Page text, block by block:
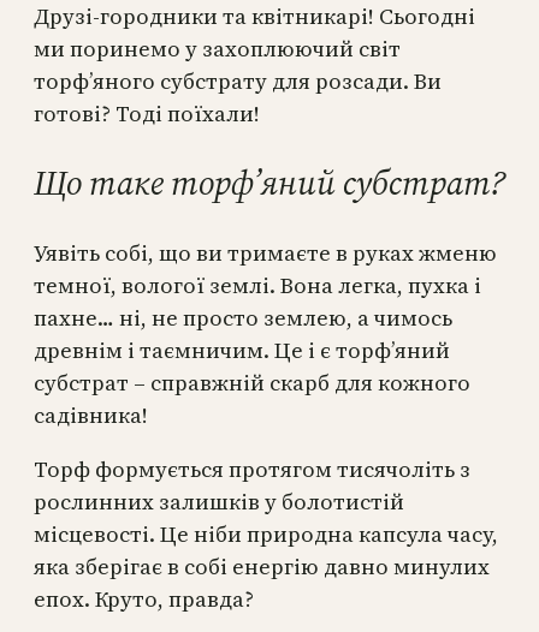
Друзі-городники та квітникарі! Сьогодні
ми поринемо у захоплюючий світ
торф’яного субстрату для розсади. Ви
готові? Тоді поїхали!
Що таке торф’яний субстрат?
Уявіть собі, що ви тримаєте в руках жменю
темної, вологої землі. Вона легка, пухка і
пахне… ні, не просто землею, а чимось
древнім і таємничим. Це і є торф’яний
субстрат – справжній скарб для кожного
садівника!
Торф формується протягом тисячоліть з
рослинних залишків у болотистій
місцевості. Це ніби природна капсула часу,
яка зберігає в собі енергію давно минулих
епох. Круто, правда?